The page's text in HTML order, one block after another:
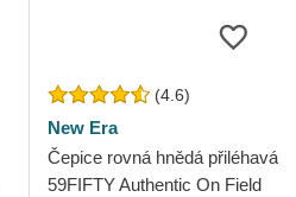
(4.6)
New Era
Čepice rovná hnědá přiléhavá
59FIFTY Authentic On Field